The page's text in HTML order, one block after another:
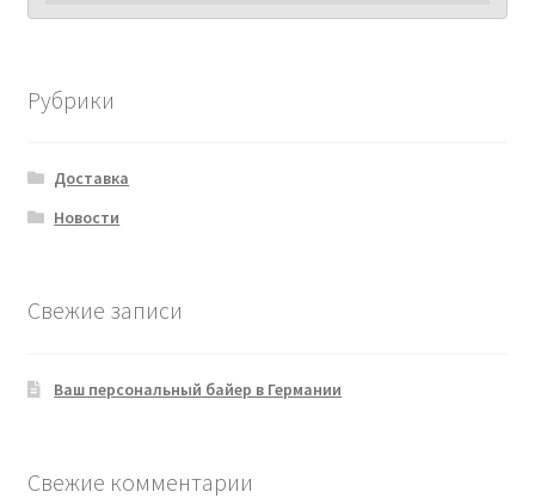
Рубрики
Доставка
Новости
Свежие записи
Ваш персональный байер в Германии
Свежие комментарии